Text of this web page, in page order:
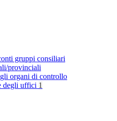
gruppi consiliari
provinciali
organi di controllo
degli uffici 1